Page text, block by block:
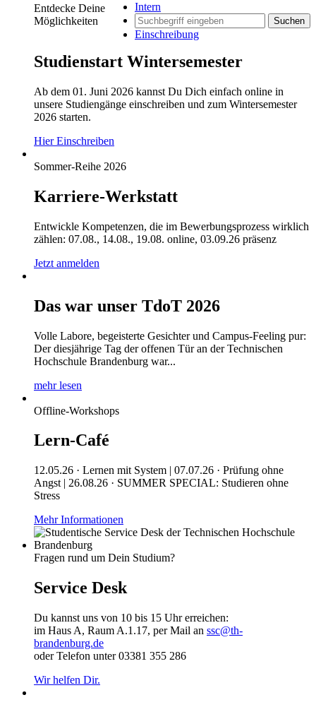
Intern
Suchen
Einschreibung
Entdecke Deine
Möglichkeiten
Studienstart Wintersemester
Ab dem 01. Juni 2026 kannst Du Dich einfach online in
unsere Studiengänge einschreiben und zum Wintersemester
2026 starten.
Hier Einschreiben
Sommer-Reihe 2026
Karriere-Werkstatt
Entwickle Kompetenzen, die im Bewerbungsprozess wirklich
zählen: 07.08., 14.08., 19.08. online, 03.09.26 präsenz
Jetzt anmelden
Das war unser TdoT 2026
Volle Labore, begeisterte Gesichter und Campus-Feeling pur:
Der diesjährige Tag der offenen Tür an der Technischen
Hochschule Brandenburg war...
mehr lesen
Offline-Workshops
Lern-Café
12.05.26 · Lernen mit System | 07.07.26 · Prüfung ohne
Angst | 26.08.26 · SUMMER SPECIAL: Studieren ohne
Stress
Mehr Informationen
Fragen rund um Dein Studium?
Service Desk
Du kannst uns von 10 bis 15 Uhr erreichen:
im Haus A, Raum A.1.17, per Mail an ssc@th-
brandenburg.de
oder Telefon unter 03381 355 286
Wir helfen Dir.